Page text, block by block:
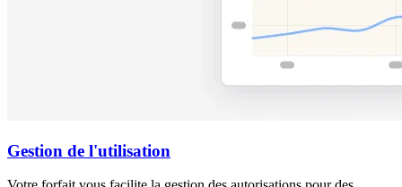
Gestion de l'utilisation